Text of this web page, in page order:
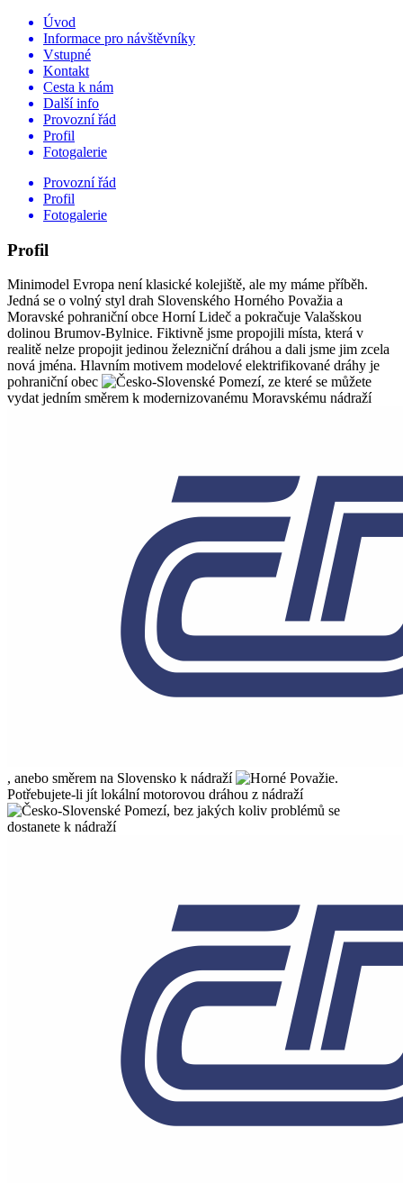
Úvod
Informace pro návštěvníky
Vstupné
Kontakt
Cesta k nám
Další info
Provozní řád
Profil
Fotogalerie
Provozní řád
Profil
Fotogalerie
Profil
Minimodel Evropa není klasické kolejiště, ale my máme příběh.
Jedná se o volný styl drah Slovenského Horného Považia a
Moravské pohraniční obce Horní Lideč a pokračuje Valašskou
dolinou Brumov-Bylnice. Fiktivně jsme propojili místa, která v
realitě nelze propojit jedinou železniční dráhou a dali jsme jim zcela
nová jména. Hlavním motivem modelové elektrifikované dráhy je
pohraniční obec
, ze které se můžete
vydat jedním směrem k modernizovanému Moravskému nádraží
, anebo směrem na Slovensko k nádraží
.
Potřebujete-li jít lokální motorovou dráhou z nádraží
, bez jakých koliv problémů se
dostanete k nádraží